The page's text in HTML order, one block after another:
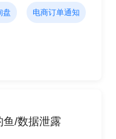
盘 电商订单通知
鱼/数据泄露